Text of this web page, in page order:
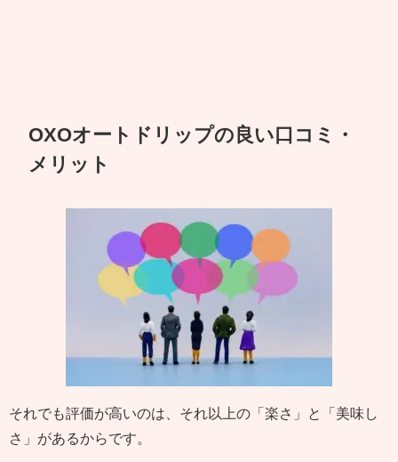
OXOオートドリップの良い口コミ・
メリット
それでも評価が高いのは、それ以上の「楽さ」と「美味し
さ」があるからです。